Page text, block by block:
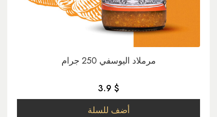
مرملاد اليوسفي 250 جرام
3.9 $
أضف للسلة